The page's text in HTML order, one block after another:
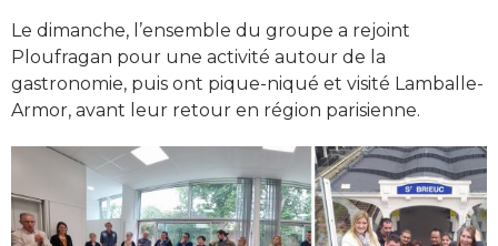
Le dimanche, l’ensemble du groupe a rejoint
Ploufragan pour une activité autour de la
gastronomie, puis ont pique-niqué et visité Lamballe-
Armor, avant leur retour en région parisienne.